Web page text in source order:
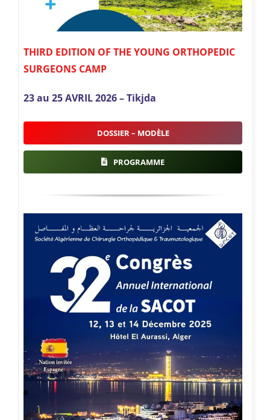
THIRD EDITION OF THE YOUNG ORTHOPEDIC
SURGEONS CAMP
23 au 25 AVRIL 2026 –Tikjda
DOSSIER – MODÈLE
PROGRAMME